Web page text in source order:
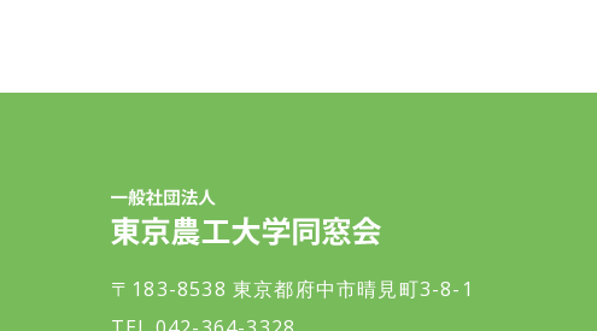
〒183-8538 東京都府中市晴見町3-8-1